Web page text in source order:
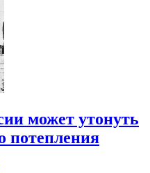
может утонуть
потепления